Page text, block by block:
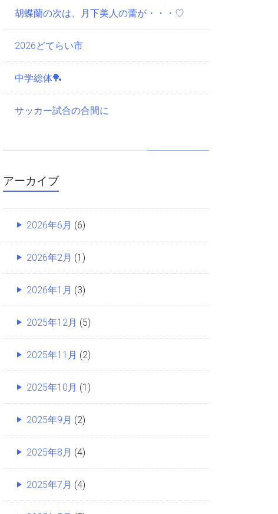
胡蝶蘭の次は、月下美人の蕾が・・・♡
2026どてらい市
中学総体🏓
サッカー試合の合間に
アーカイブ
2026年6月 (6)
2026年2月 (1)
2026年1月 (3)
2025年12月 (5)
2025年11月 (2)
2025年10月 (1)
2025年9月 (2)
2025年8月 (4)
2025年7月 (4)